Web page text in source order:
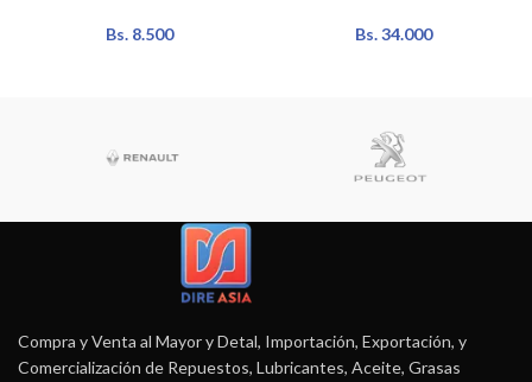
Bs.8.500 Bs.34.000
Compra y Venta al Mayor y Detal, Importación, Exportación, y
Comercialización de Repuestos, Lubricantes, Aceite, Grasas